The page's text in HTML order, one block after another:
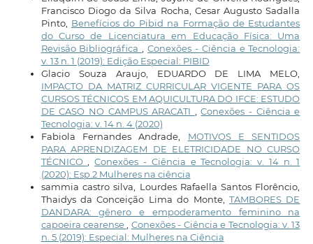
Francisco Diogo da Silva Rocha, Cesar Augusto Sadalla
Pinto, Benefícios do Pibid na Formação de Estudantes
do Curso de Licenciatura em Educação Física: Uma
Revisão Bibliográfica
,Conexões - Ciência e Tecnologia:
v. 13 n. 1 (2019): Edição Especial: PIBID
Glacio Souza Araujo, EDUARDO DE LIMA MELO,
IMPACTO DA MATRIZ CURRICULAR VIGENTE PARA OS
CURSOS TÉCNICOS EM AQUICULTURA DO IFCE: ESTUDO
DE CASO NO CAMPUS ARACATI
,Conexões - Ciência e
Tecnologia: v. 14 n. 4 (2020)
Fabiola Fernandes Andrade, MOTIVOS E SENTIDOS
PARA APRENDIZAGEM DE ELETRICIDADE NO CURSO
TÉCNICO
,Conexões - Ciência e Tecnologia: v. 14 n. 1
(2020): Esp.2 Mulheres na ciência
sammia castro silva, Lourdes Rafaella Santos Florêncio,
Thaidys da Conceição Lima do Monte,TAMBORES DE
DANDARA: gênero e empoderamento feminino na
capoeira cearense
Conexões - Ciência e Tecnologia: v. 13
n. 5 (2019): Especial: Mulheres na Ciência